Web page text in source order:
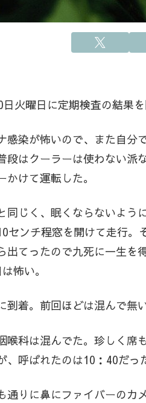
日火曜日に定期検査の結果
感染が怖いので、また自分
段はクーラーは使わない
かけて運転した。
同じく、眠くならないよう
センチ程窓を開けて走行。
出てったので九死に一生を
怖い。
到着。前回ほどは混んで無
喉科は混んでた。珍しく席
、呼ばれたのは10：40だっ
通りに鼻にファイバーの